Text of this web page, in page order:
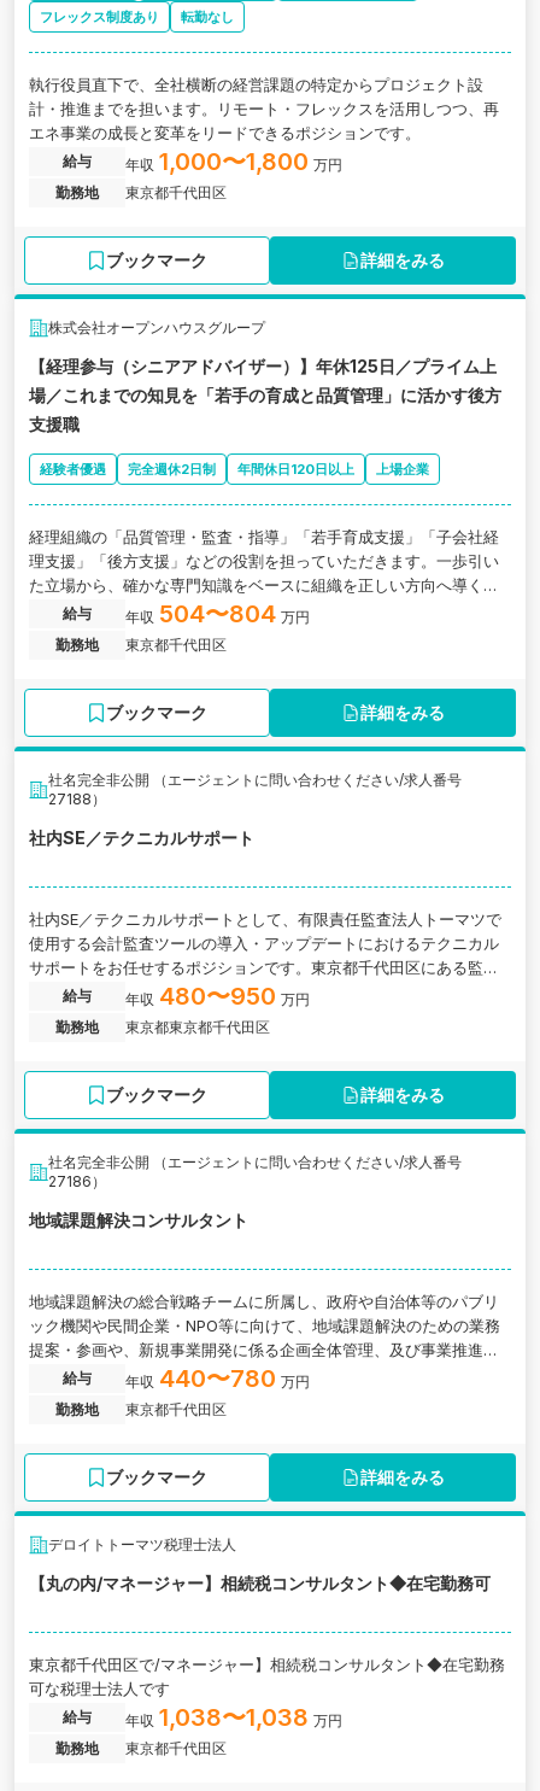
フレックス制度あり
転勤なし
執行役員直下で、全社横断の経営課題の特定からプロジェクト設
計・推進までを担います。リモート・フレックスを活用しつつ、再
エネ事業の成長と変革をリードできるポジションです。
給与 年収 1,000〜1,800 万円
勤務地
東京都千代田区
ブックマーク 詳細をみる
株式会社オープンハウスグループ
【経理参与（シニアアドバイザー）】年休125日／プライム上
場／これまでの知見を「若手の育成と品質管理」に活かす後方
支援職
経験者優遇 完全週休2日制 年間休日120日以上 上場企業
経理組織の「品質管理・監査・指導」「若手育成支援」「子会社経
理支援」「後方支援」などの役割を担っていただきます。一歩引い
た立場から、確かな専門知識をベースに組織を正しい方向へ導くア
ドバイザーとしてご活躍ください。
給与 年収 504〜804 万円
勤務地
東京都千代田区
ブックマーク 詳細をみる
社名完全非公開 （エージェントに問い合わせください/求人番号
27188）
社内SE／テクニカルサポート
社内SE／テクニカルサポートとして、有限責任監査法人トーマツで
使用する会計監査ツールの導入・アップデートにおけるテクニカル
サポートをお任せするポジションです。東京都千代田区にある監査
法人の求人です。
給与 年収 480〜950 万円
勤務地
東京都東京都千代田区
ブックマーク 詳細をみる
社名完全非公開 （エージェントに問い合わせください/求人番号
27186）
地域課題解決コンサルタント
地域課題解決の総合戦略チームに所属し、政府や自治体等のパブリ
ック機関や民間企業・NPO等に向けて、地域課題解決のための業務
提案・参画や、新規事業開発に係る企画全体管理、及び事業推進等
に携わっていただきます。東京都千代田区にある監査法人の求人で
す。
給与 年収 440〜780 万円
勤務地
東京都千代田区
ブックマーク 詳細をみる
デロイトトーマツ税理士法人
【丸の内/マネージャー】相続税コンサルタント◆在宅勤務可
東京都千代田区で/マネージャー】相続税コンサルタント◆在宅勤務
可な税理士法人です
給与 年収 1,038〜1,038 万円
勤務地
東京都千代田区